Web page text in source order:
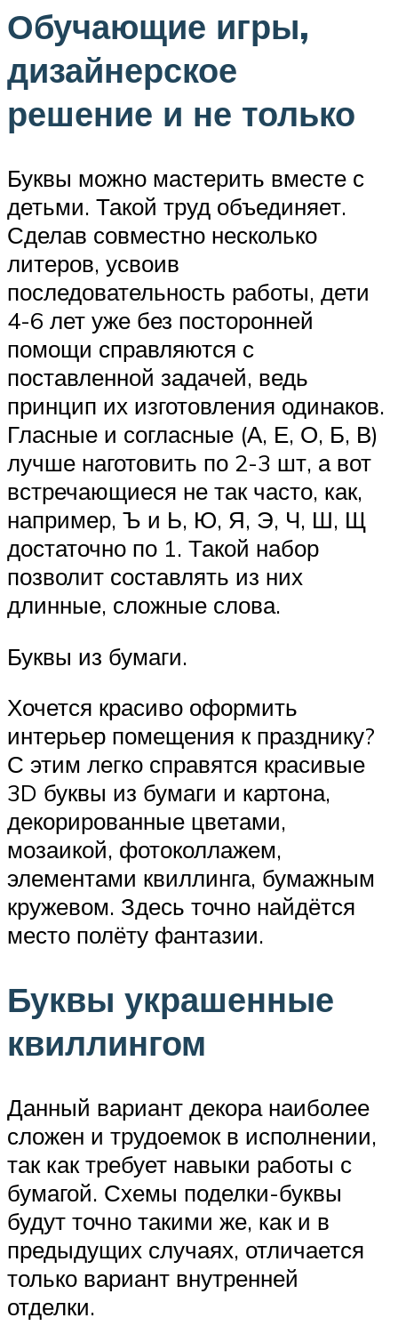
Обучающие игры,
дизайнерское
решение и не только
Буквы можно мастерить вместе с
детьми. Такой труд объединяет.
Сделав совместно несколько
литеров, усвоив
последовательность работы, дети
4-6 лет уже без посторонней
помощи справляются с
поставленной задачей, ведь
принцип их изготовления одинаков.
Гласные и согласные (А, Е, О, Б, В)
лучше наготовить по 2-3 шт, а вот
встречающиеся не так часто, как,
например, Ъ и Ь, Ю, Я, Э, Ч, Ш, Щ
достаточно по 1. Такой набор
позволит составлять из них
длинные, сложные слова.
Буквы из бумаги.
Хочется красиво оформить
интерьер помещения к празднику?
С этим легко справятся красивые
3D буквы из бумаги и картона,
декорированные цветами,
мозаикой, фотоколлажем,
элементами квиллинга, бумажным
кружевом. Здесь точно найдётся
место полёту фантазии.
Буквы украшенные
квиллингом
Данный вариант декора наиболее
сложен и трудоемок в исполнении,
так как требует навыки работы с
бумагой. Схемы поделки-буквы
будут точно такими же, как и в
предыдущих случаях, отличается
только вариант внутренней
отделки.